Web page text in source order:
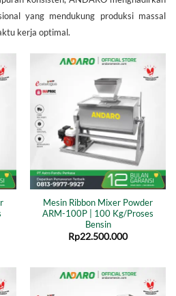
yang mendukung produksi massal
kerja optimal.
Mesin Ribbon Mixer Powder
ARM-100P | 100 Kg/Proses
Bensin
Rp22.500.000